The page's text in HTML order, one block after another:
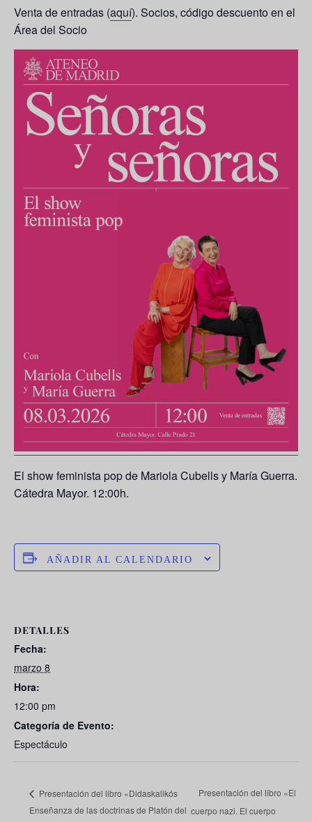
Venta de entradas (aquí). Socios, código descuento en el
Área del Socio
El show feminista pop de Mariola Cubells y María Guerra.
Cátedra Mayor. 12:00h.
AÑADIR AL CALENDARIO
DETALLES
Fecha:
marzo 8
Hora:
12:00 pm
Categoría de Evento:
Espectáculo
Presentación del libro «Didaskalikós
Enseñanza de las doctrinas de Platón del
Presentación del libro «El
cuerpo nazi. El cuerpo